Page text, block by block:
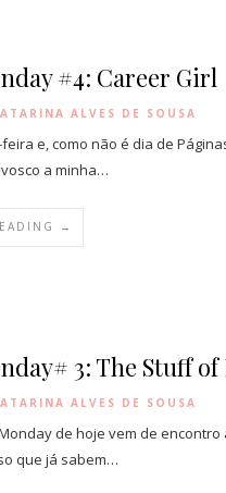
#4: Career Girl
ALVES DE SOUSA
e, como não é dia de
a minha…
→
3: The Stuff
ALVES DE SOUSA
de hoje vem de
que já sabem…